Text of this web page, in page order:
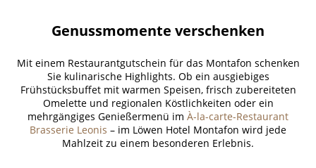
Genussmomente verschenken
Mit einem Restaurantgutschein für das Montafon schenken
Sie kulinarische Highlights. Ob ein ausgiebiges
Frühstücksbuffet mit warmen Speisen, frisch zubereiteten
Omelette und regionalen Köstlichkeiten oder ein
mehrgängiges Genießermenü im À-la-carte-Restaurant
Brasserie Leonis – im Löwen Hotel Montafon wird jede
Mahlzeit zu einem besonderen Erlebnis.